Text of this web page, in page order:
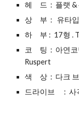
헤     드  :  플랫
상     부  :   유타
하     부 :  17형 .
코     팅  :  아연
Ruspert
색     상  :  다크
드라이브      :